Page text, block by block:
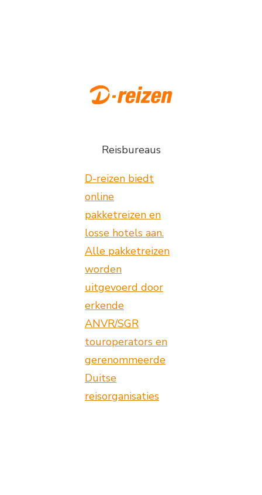
Reisbureaus
D-reizen biedt
online
pakketreizen en
losse hotels aan.
Alle pakketreizen
worden
uitgevoerd door
erkende
ANVR/SGR
touroperators en
gerenommeerde
Duitse
reisorganisaties